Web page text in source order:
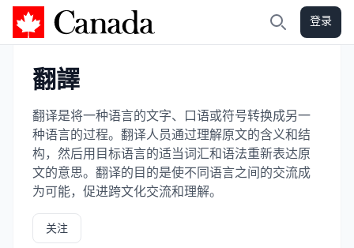
加拿大攻略 登录
翻譯
翻译是将一种语言的文字、口语或符号转换成另一
种语言的过程。翻译人员通过理解原文的含义和结
构，然后用目标语言的适当词汇和语法重新表达原
文的意思。翻译的目的是使不同语言之间的交流成
为可能，促进跨文化交流和理解。
关注